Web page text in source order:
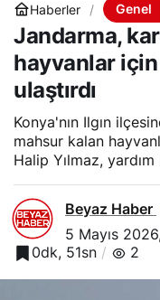
Haberler Genel
Jandarma,
hayvanlar için
ulaştırdı
Konya'nın Ilgın
mahsur kalan
Halip Yılmaz,
Beyaz Haber
5 Mayıs
0dk, 51sn
2